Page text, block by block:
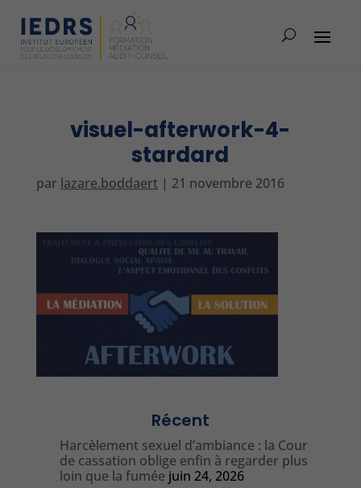
visuel-afterwork-4-
stardard
par lazare.boddaert| 21 novembre 2016
Récent
Harcèlement sexuel d’ambiance : la Cour
de cassation oblige enfin à regarder plus
loin que la fumée juin 24, 2026